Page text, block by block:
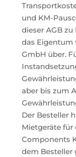
und KM-
dieser AGB zu
das Eigentum
GmbH über.
aber bis zum
Der Besteller
Mietgeräte für
Components
dem Besteller